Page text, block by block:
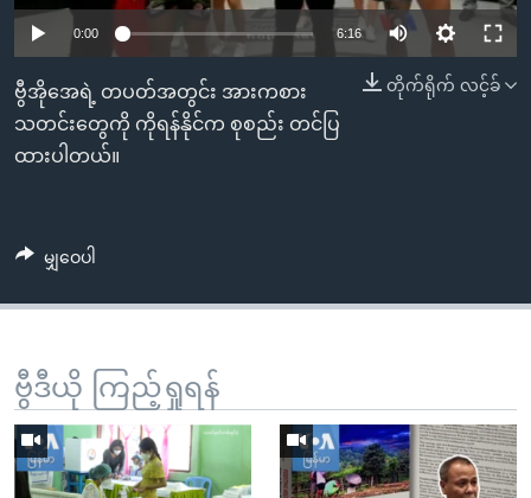
ကျော်
ကြည့်
ရန်
ရှာဖွေ
ဘာသာစကားများ
0:00 6:16
တိုက်ရိုက် လင့်ခ်
ဗွီအိုအေရဲ့ တပတ်အတွင်း အားကစား
သတင်းတွေကို ကိုရန်နိုင်က စုစည်း တင်ပြ
ထားပါတယ်။
မျှဝေပါ
ဗွီဒီယို ကြည့်ရှုရန်